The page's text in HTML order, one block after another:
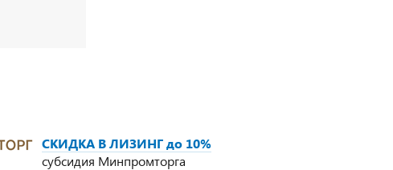
СКИДКА В ЛИЗИНГ до 10%
субсидия Минпромторга